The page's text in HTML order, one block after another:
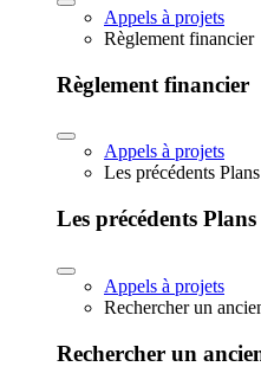
Appels à projets
Règlement financier
Règlement financier
Appels à projets
Les précédents
Les précédents
Appels à projets
Rechercher un
Rechercher un